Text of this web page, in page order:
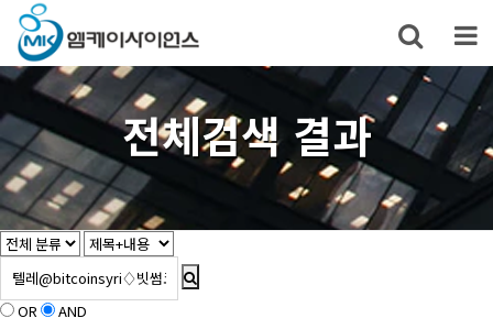
전체검색 결과
OR
AND